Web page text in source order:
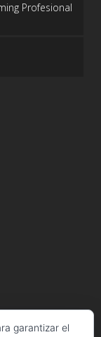
Profesional
garantizar el